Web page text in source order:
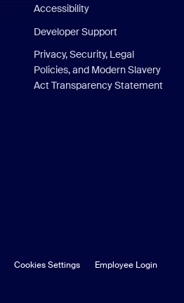
Accessibility
Developer Support
Privacy, Security, Legal
Policies, and Modern Slavery
Act Transparency Statement
Cookies Settings Employee Login